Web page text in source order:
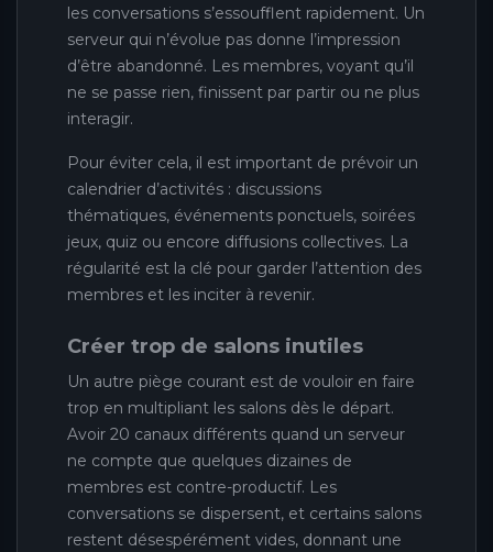
les conversations s’essoufflent rapidement. Un
serveur qui n’évolue pas donne l’impression
d’être abandonné. Les membres, voyant qu’il
ne se passe rien, finissent par partir ou ne plus
interagir.
Pour éviter cela, il est important de prévoir un
calendrier d’activités : discussions
thématiques, événements ponctuels, soirées
jeux, quiz ou encore diffusions collectives. La
régularité est la clé pour garder l’attention des
membres et les inciter à revenir.
Créer trop de salons inutiles
Un autre piège courant est de vouloir en faire
trop en multipliant les salons dès le départ.
Avoir 20 canaux différents quand un serveur
ne compte que quelques dizaines de
membres est contre-productif. Les
conversations se dispersent, et certains salons
restent désespérément vides, donnant une